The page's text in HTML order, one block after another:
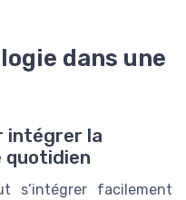
dans une
intégrer la
quotidien
s’intégrer facilement